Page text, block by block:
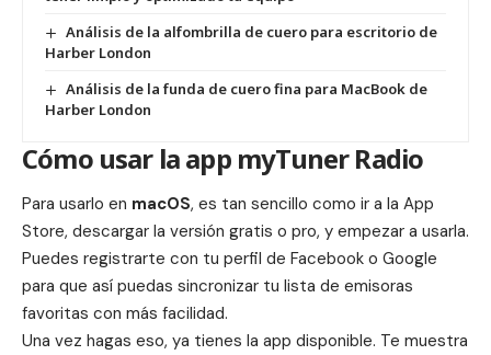
Análisis de la alfombrilla de cuero para escritorio de
Harber London
Análisis de la funda de cuero fina para MacBook de
Harber London
Cómo usar la app myTuner Radio
Para usarlo en macOS, es tan sencillo como ir a la App
Store, descargar la versión gratis o pro, y empezar a usarla.
Puedes registrarte con tu perfil de Facebook o Google
para que así puedas sincronizar tu lista de emisoras
favoritas con más facilidad.
Una vez hagas eso, ya tienes la app disponible. Te muestra